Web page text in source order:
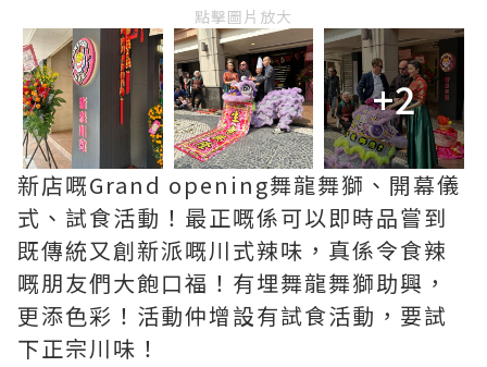
點擊圖片放大
+2
新店嘅Grand opening舞龍舞獅、開幕儀
式、試食活動！最正嘅係可以即時品嘗到
既傳統又創新派嘅川式辣味，真係令食辣
嘅朋友們大飽口福！有埋舞龍舞獅助興，
更添色彩！活動仲增設有試食活動，要試
下正宗川味！